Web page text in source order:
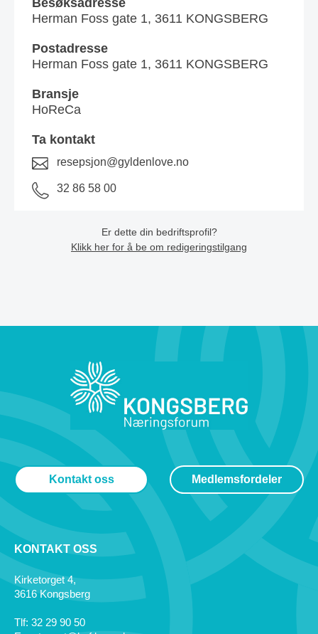
Besøksadresse
Herman Foss gate 1, 3611 KONGSBERG
Postadresse
Herman Foss gate 1, 3611 KONGSBERG
Bransje
HoReCa
Ta kontakt
resepsjon@gyldenlove.no
32 86 58 00
Er dette din bedriftsprofil?
Klikk her for å be om redigeringstilgang
Kontakt oss Medlemsfordeler
KONTAKT OSS
Kirketorget 4,
3616 Kongsberg
Tlf: 32 29 90 50